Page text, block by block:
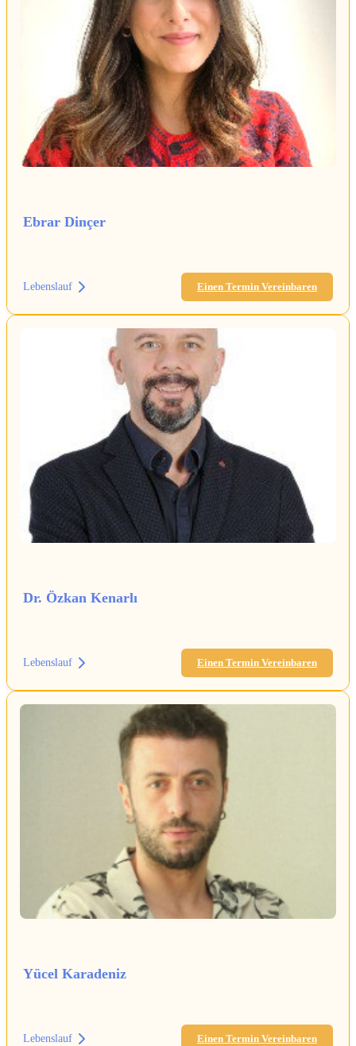
Ebrar Dinçer
Lebenslauf Einen Termin Vereinbaren
Dr. Özkan Kenarlı
Lebenslauf Einen Termin Vereinbaren
Yücel Karadeniz
Lebenslauf Einen Termin Vereinbaren